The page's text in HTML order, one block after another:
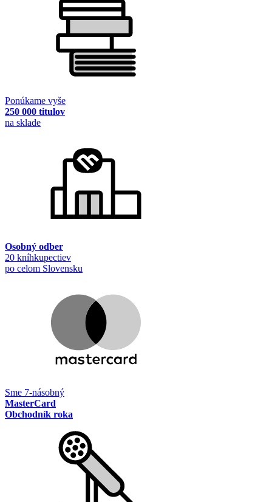
Ponúkame vyše
250 000 titulov
na sklade
Osobný odber
20 kníhkupectiev
po celom Slovensku
Sme 7-násobný
MasterCard
Obchodník roka